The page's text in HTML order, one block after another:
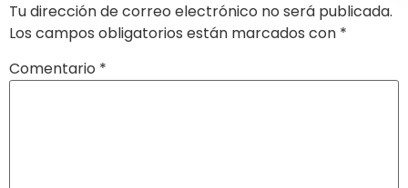
Tu dirección de correo electrónico no será publicada.
Los campos obligatorios están marcados con *
Comentario *